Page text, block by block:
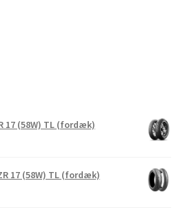
17 (58W) TL (fordæk)
17 (58W) TL (fordæk)